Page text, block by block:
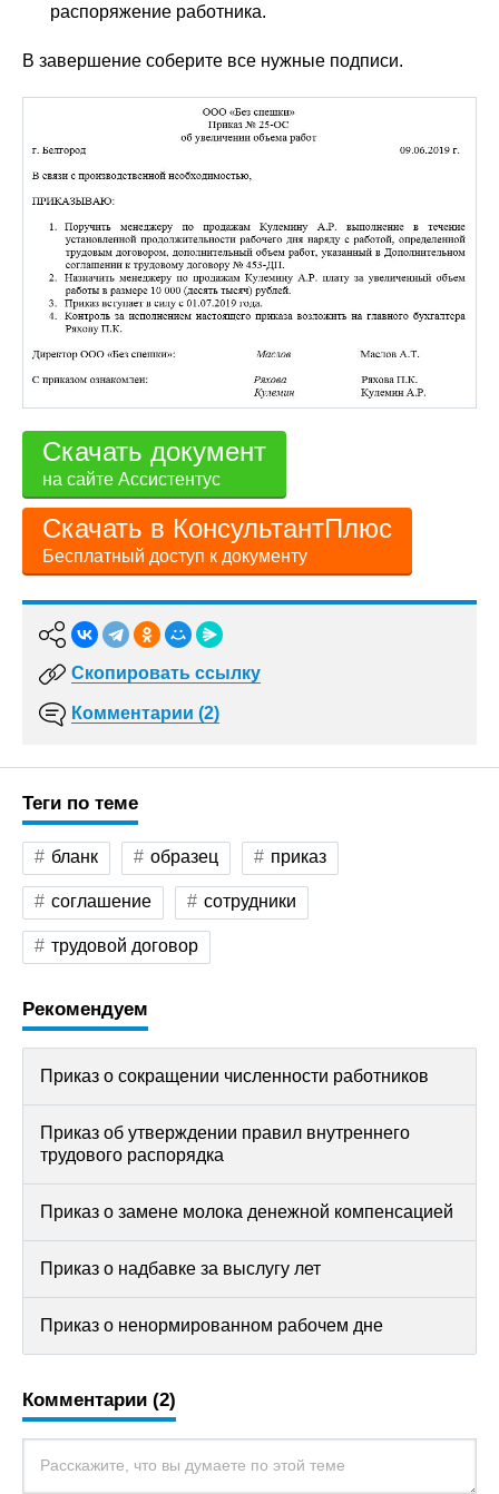
распоряжение работника.
В завершение соберите все нужные подписи.
Скачать документ
на сайте Ассистентус
Скачать в КонсультантПлюс
Бесплатный доступ к документу
Скопировать ссылку
Комментарии (2)
Теги по теме
бланк образец приказ
соглашение сотрудники
трудовой договор
Рекомендуем
Приказ о сокращении численности работников
Приказ об утверждении правил внутреннего
трудового распорядка
Приказ о замене молока денежной компенсацией
Приказ о надбавке за выслугу лет
Приказ о ненормированном рабочем дне
Комментарии (2)